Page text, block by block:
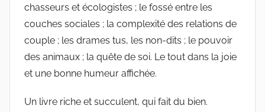
chasseurs et écologistes ; le fossé entre les
couches sociales ; la complexité des relations de
couple ; les drames tus, les non-dits ; le pouvoir
des animaux ; la quête de soi. Le tout dans la joie
et une bonne humeur affichée.
Un livre riche et succulent, qui fait du bien.